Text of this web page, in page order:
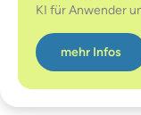
KI für Anwender
mehr Infos